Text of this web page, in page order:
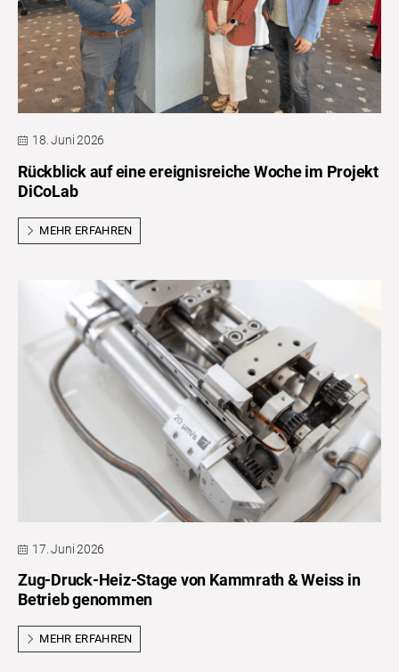
18. Juni 2026
Rückblick auf eine ereignisreiche Woche im Projekt
DiCoLab
MEHR ERFAHREN
17. Juni 2026
Zug-Druck-Heiz-Stage von Kammrath & Weiss in
Betrieb genommen
MEHR ERFAHREN